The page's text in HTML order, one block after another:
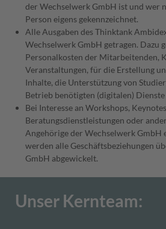
der Wechselwerk GmbH ist und wer
Person eigens gekennzeichnet.
Alle Ausgaben des Thinktank
Wechselwerk GmbH getragen. Dazu
Personalkosten der Mitarbeitenden,
Veranstaltungen, für die Erstellung
Inhalte, die Unterstützung von
Betrieb benötigten (digitalen)
Bei Interesse an Workshops,
Beratungsdienstleistungen oder
Angehörige der Wechselwerk GmbH
werden alle Geschäftsbeziehungen
GmbH abgewickelt.
Unser Kernteam: